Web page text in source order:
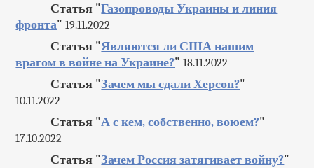
Статья "Газопроводы Украины и линия
фронта" 19.11.2022
Статья "Являются ли США нашим
врагом в войне на Украине?" 18.11.2022
Статья "Зачем мы сдали Херсон?"
10.11.2022
Статья "А с кем, собственно, воюем?"
17.10.2022
Статья "Зачем Россия затягивает войну?"